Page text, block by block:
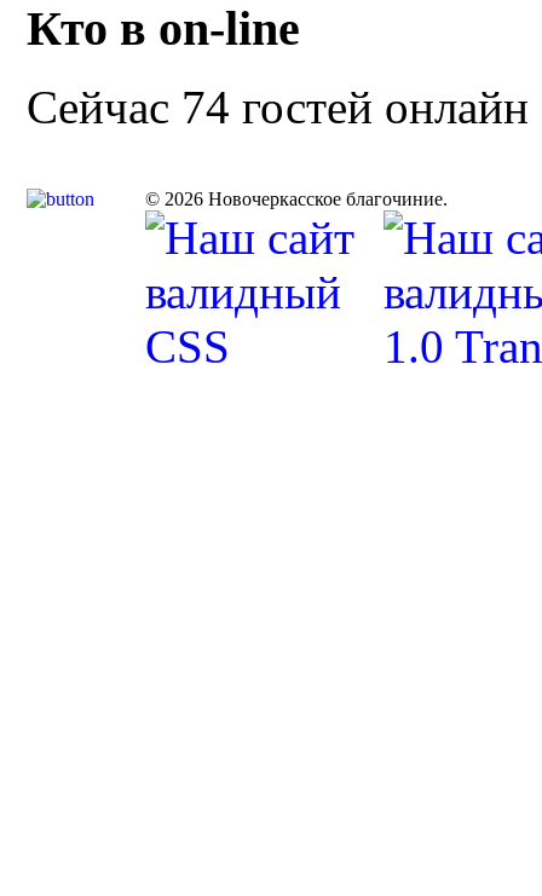
Кто в on-line
Сейчас 74 гостей онлайн
© 2026 Новочеркасское благочиние.